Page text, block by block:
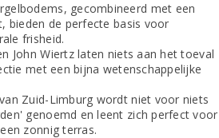
gecombineerd met een
bieden de perfecte basis voor
frisheid.
John Wiertz laten niets aan het toeval
met een bijna wetenschappelijke
Zuid-Limburg wordt niet voor niets
genoemd en leent zich perfect voor
zonnig terras.